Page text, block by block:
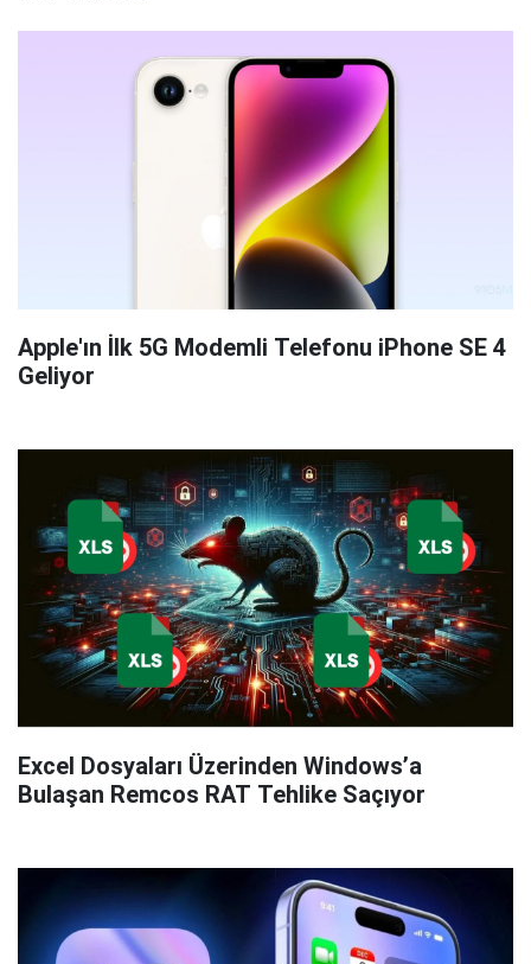
Apple'ın İlk 5G Modemli Telefonu iPhone SE 4
Geliyor
Excel Dosyaları Üzerinden Windows’a
Bulaşan Remcos RAT Tehlike Saçıyor